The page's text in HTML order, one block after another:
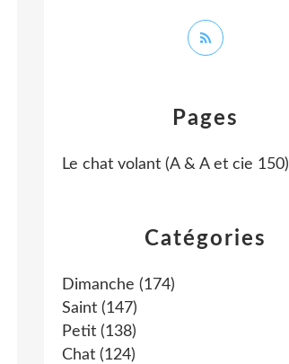
Catégories
Dimanche (174)
Saint (147)
Petit (138)
Chat (124)
Pages
Le chat volant (A & A et cie 150)